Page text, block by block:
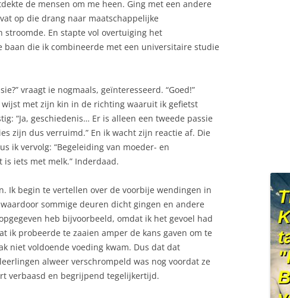
de mensen om me heen. Ging met een andere
op die drang naar maatschappelijke
En stapte vol overtuiging het
die ik combineerde met een universitaire studie
vraagt ie nogmaals, geïnteresseerd. “Goed!”
wijst met zijn kin in de richting waaruit ik gefietst
“Ja, geschiedenis… Er is alleen een tweede passie
zijn dus verruimd.” En ik wacht zijn reactie af. Die
ik vervolg: “Begeleiding van moeder- en
is iets met melk.” Inderdaad.
Ik begin te vertellen over de voorbije wendingen in
sommige deuren dicht gingen en andere
heb bijvoorbeeld, omdat ik het gevoel had
ik probeerde te zaaien amper de kans gaven om te
niet voldoende voeding kwam. Dus dat dat
alweer verschrompeld was nog voordat ze
verbaasd en begrijpend tegelijkertijd.